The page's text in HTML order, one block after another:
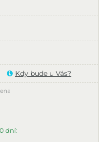
Kdy bude u Vás?
dní: